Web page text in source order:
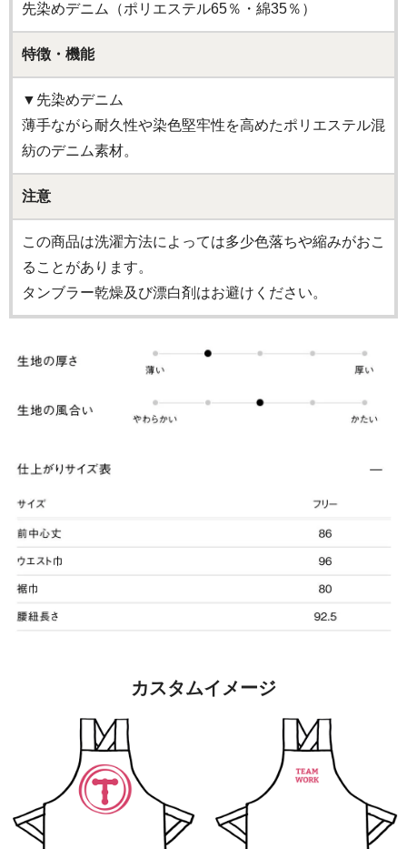
先染めデニム（ポリエステル65％・綿35％）
特徴・機能
▼先染めデニム
薄手ながら耐久性や染色堅牢性を高めたポリエステル混
紡のデニム素材。
注意
この商品は洗濯方法によっては多少色落ちや縮みがおこ
ることがあります。
タンブラー乾燥及び漂白剤はお避けください。
カスタムイメージ